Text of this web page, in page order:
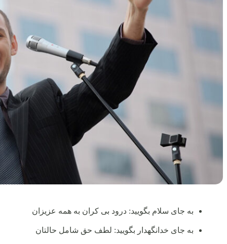
به‌ جای سلام بگویید: درود بی‌ کران به همه عزیزان
به‌ جای خدانگهدار بگویید: لطف حق شامل حالتان